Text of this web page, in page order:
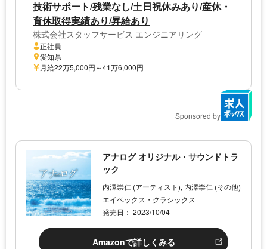
技術サポート/残業なし/土日祝休みあり/産休・
育休取得実績あり/昇給あり
株式会社スタッフサービス エンジニアリング
正社員
愛知県
月給22万5,000円～41万6,000円
Sponsored by
アナログ オリジナル・サウンドトラ
ック
内澤崇仁 (アーティスト), 内澤崇仁 (その他)
エイベックス・クラシックス
発売日： 2023/10/04
Amazonで詳しくみる